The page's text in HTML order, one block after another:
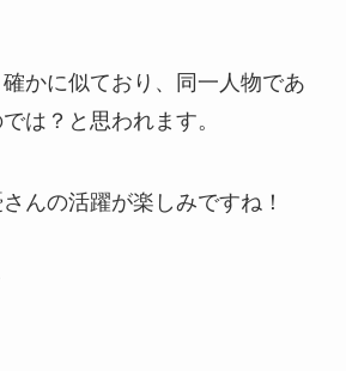
かに似ており、同一人物であ
は？と思われます。
んの活躍が楽しみですね！